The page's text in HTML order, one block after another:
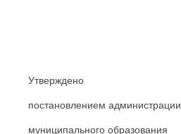
Утверждено
постановлением администрации
муниципального образования